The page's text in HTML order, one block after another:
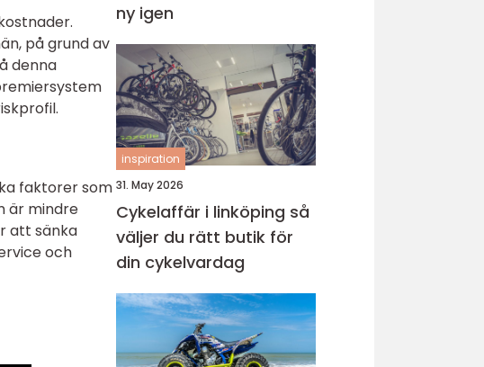
på grund av
denna
faktorer som
är mindre
att sänka
och
ny igen
inspiration
31. May 2026
Cykelaffär i linköping så
väljer du rätt butik för
din cykelvardag